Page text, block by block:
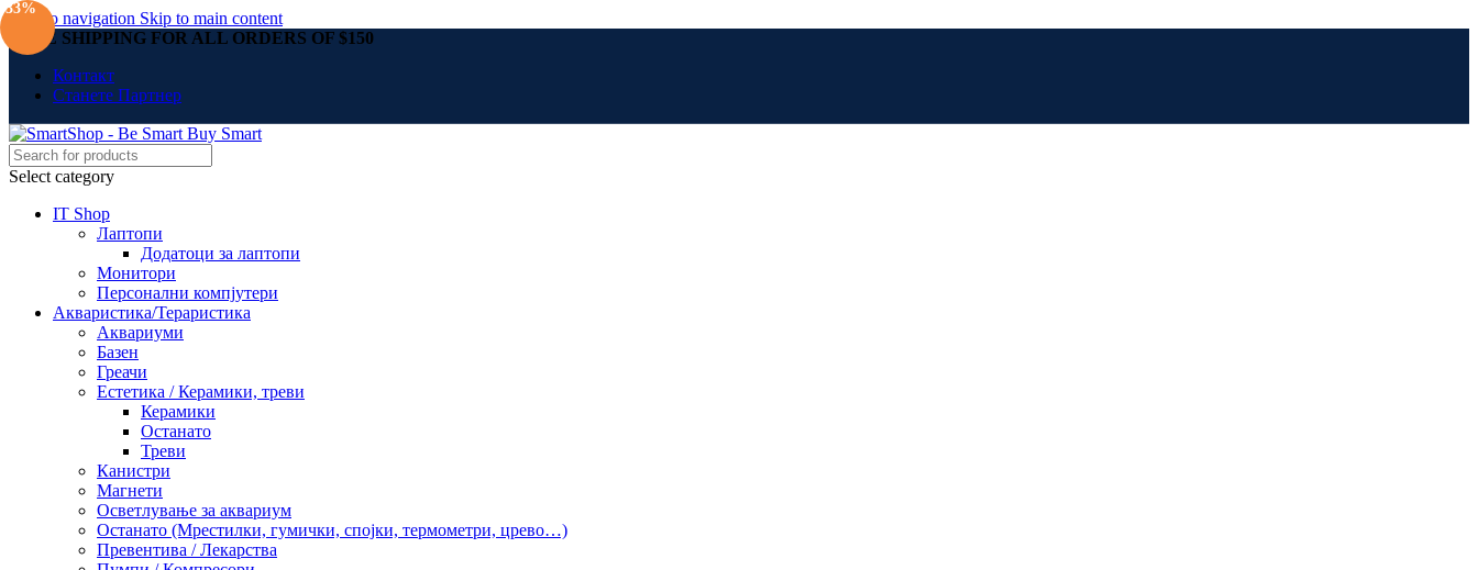
Skip to navigation Skip to main content
FREE SHIPPING FOR ALL ORDERS OF $150
Контакт
Станете Партнер
Select category
IT Shop
Лаптопи
Додатоци за лаптопи
Монитори
Персонални компјутери
Акваристика/Тераристика
Аквариуми
Базен
Греачи
Естетика / Керамики, треви
Керамики
Останато
Треви
Канистри
Магнети
Осветлување за аквариум
Останато (Мрестилки, гумички, спојки, термометри, црево…)
Превентива / Лекарства
-33%